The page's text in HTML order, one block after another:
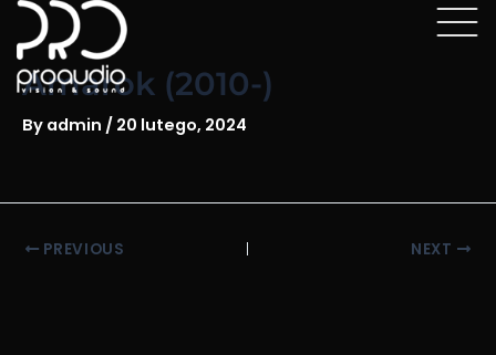
Skip
content
Amarok (2010-)
By admin / 20 lutego, 2024
Post
navigation
PREVIOUS NEXT